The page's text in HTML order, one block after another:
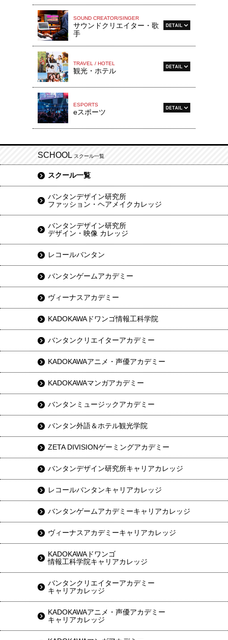
SOUND CREATOR/SINGER
サウンドクリエイター・歌
手
TRAVEL / HOTEL
観光・ホテル
ESPORTS
eスポーツ
SCHOOL スクール一覧
スクール一覧
バンタンデザイン研究所
ファッション・ヘアメイクカレッジ
バンタンデザイン研究所
デザイン・映像 カレッジ
レコールバンタン
バンタンゲームアカデミー
ヴィーナスアカデミー
KADOKAWAドワンゴ情報工科学院
バンタンクリエイターアカデミー
KADOKAWAアニメ・声優アカデミー
KADOKAWAマンガアカデミー
バンタンミュージックアカデミー
バンタン外語＆ホテル観光学院
ZETA DIVISIONゲーミングアカデミー
バンタンデザイン研究所キャリアカレッジ
レコールバンタンキャリアカレッジ
バンタンゲームアカデミーキャリアカレッジ
ヴィーナスアカデミーキャリアカレッジ
KADOKAWAドワンゴ
情報工科学院キャリアカレッジ
バンタンクリエイターアカデミー
キャリアカレッジ
KADOKAWAアニメ・声優アカデミー
キャリアカレッジ